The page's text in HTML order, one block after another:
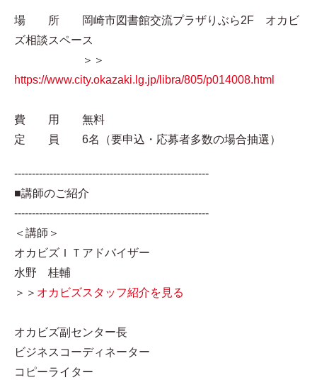
場 所 岡崎市図書館交流プラザりぶら2F オカビ
ズ相談スペース
＞＞
https://www.city.okazaki.lg.jp/libra/805/p014008.html
費 用 無料
定 員 6名（要申込・応募者多数の場合抽選）
-------------------------------------------------------
■講師のご紹介
-------------------------------------------------------
＜講師＞
オカビズＩＴアドバイザー
水野 桂輔
＞＞ オカビズスタッフ紹介を見る
オカビズ副センター長
ビジネスコーディネーター
コピーライター